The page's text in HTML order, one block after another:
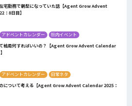
在宅勤務で朝型になっていた話【Agent Grow Advent
：8日目】
アドベントカレンダー
社内イベント
結局何すればいいの？【Agent Grow Advent Calendar
アドベントカレンダー
日常ネタ
について考える【Agent Grow Advent Calendar 2025：